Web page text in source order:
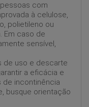
com
à celulose,
polietileno ou
Em caso de
sensível,
de uso e descarte
a eficácia e
de incontinência
busque orientação